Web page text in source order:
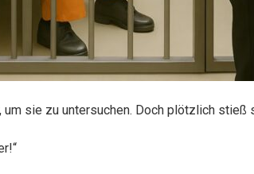
um sie zu untersuchen. Doch plötzlich stieß